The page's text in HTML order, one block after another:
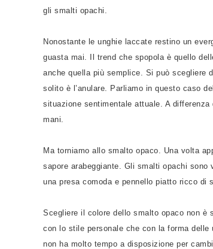
gli smalti opachi.
Nonostante le unghie laccate restino un
guasta mai. Il trend che spopola è quello
anche quella più semplice. Si può scegliere
solito è l’anulare. Parliamo in questo caso
situazione sentimentale attuale. A
mani.
Ma torniamo allo smalto opaco. Una volta
sapore arabeggiante. Gli smalti opachi
una presa comoda e pennello piatto ricco di
Scegliere il colore dello smalto opaco non è
con lo stile personale che con la forma delle
non ha molto tempo a disposizione per